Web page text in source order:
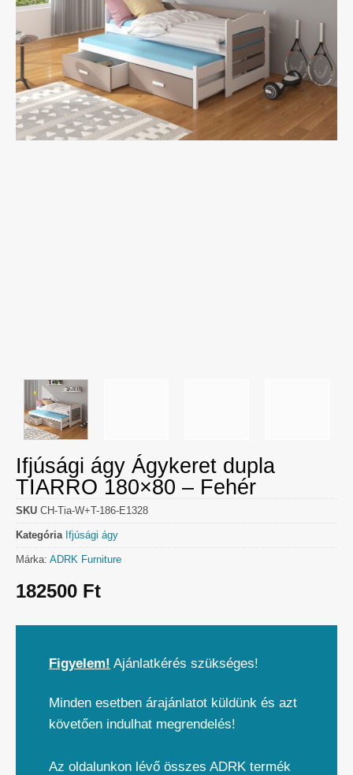
Ifjúsági ágy Ágykeret dupla
TIARRO 180×80 – Fehér
SKU CH-Tia-W+T-186-E1328
Kategória Ifjúsági ágy
Márka: ADRK Furniture
182500 Ft
Figyelem! Ajánlatkérés szükséges!
Minden esetben árajánlatot küldünk és azt
követően indulhat megrendelés!
Az oldalunkon lévő összes ADRK termék